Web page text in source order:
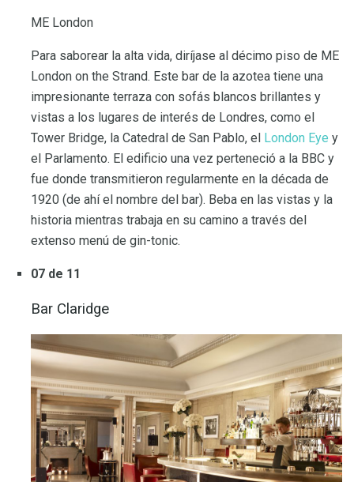
ME London
Para saborear la alta vida, diríjase al décimo piso de ME
London on the Strand. Este bar de la azotea tiene una
impresionante terraza con sofás blancos brillantes y
vistas a los lugares de interés de Londres, como el
Tower Bridge, la Catedral de San Pablo, el London Eye y
el Parlamento. El edificio una vez perteneció a la BBC y
fue donde transmitieron regularmente en la década de
1920 (de ahí el nombre del bar). Beba en las vistas y la
historia mientras trabaja en su camino a través del
extenso menú de gin-tonic.
07 de 11
Bar Claridge